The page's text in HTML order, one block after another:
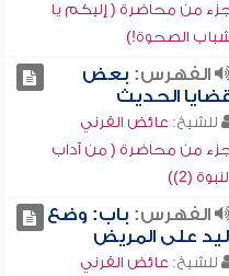
من محاضرة ( إليكم يا
الصحوة!)
الفهرس: بعض
الحديث
للشيخ: عائض القرني
من محاضرة ( من آداب
(2))
الفهرس: باب: وضع
على المريض
للشيخ: عائض القرني